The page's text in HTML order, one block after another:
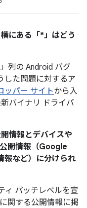
にある「*」はどう
列の Android バグ
した問題に対するア
ッパー サイトから入
バイナリ ドライバ
情報とデバイスや
開情報（Google
報など）に分けられ
ィ パッチレベルを宣
関する公開情報に掲